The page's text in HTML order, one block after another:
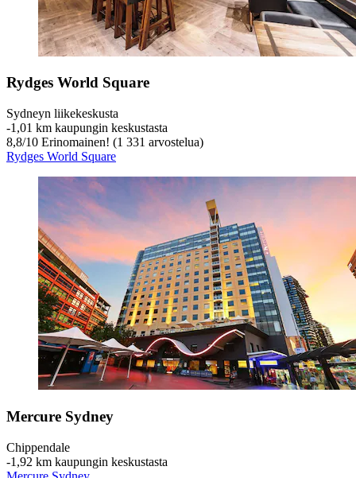
Rydges World Square
Sydneyn liikekeskusta
‐1,01 km kaupungin keskustasta
8,8/10 Erinomainen! (1 331 arvostelua)
Rydges World Square
Mercure Sydney
Chippendale
‐1,92 km kaupungin keskustasta